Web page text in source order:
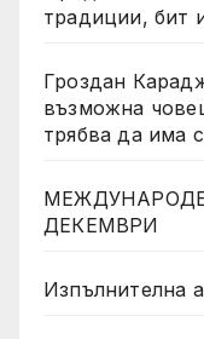
традиции, бит
Гроздан
възможна
трябва да има
ДЕКЕМВРИ
Изпълнителна